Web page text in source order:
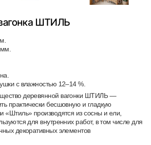
ШТИЛЬ
с влажностью 12–14 %.
деревянной вагонки ШТИЛЬ —
практически бесшовную и гладкую
«Штиль» производятся из сосны и ели,
для внутренних работ, в том числе для
декоративных элементов